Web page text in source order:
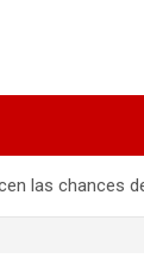
las chances